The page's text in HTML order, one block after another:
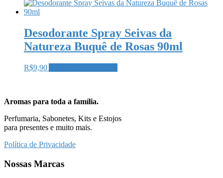
Desodorante Spray Seivas da
Natureza Buquê de Rosas 90ml
R$9,90
Aromas para toda a família.
Perfumaria, Sabonetes, Kits e Estojos
para presentes e muito mais.
Política de Privacidade
Nossas Marcas